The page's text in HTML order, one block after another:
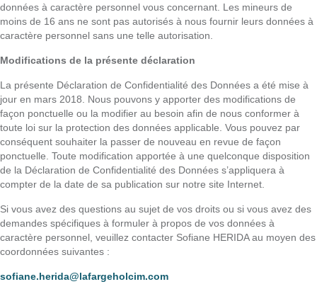
données à caractère personnel vous concernant. Les mineurs de
moins de 16 ans ne sont pas autorisés à nous fournir leurs données à
caractère personnel sans une telle autorisation.
Modifications de la présente déclaration
La présente Déclaration de Confidentialité des Données a été mise à
jour en mars 2018. Nous pouvons y apporter des modifications de
façon ponctuelle ou la modifier au besoin afin de nous conformer à
toute loi sur la protection des données applicable. Vous pouvez par
conséquent souhaiter la passer de nouveau en revue de façon
ponctuelle. Toute modification apportée à une quelconque disposition
de la Déclaration de Confidentialité des Données s’appliquera à
compter de la date de sa publication sur notre site Internet.
Si vous avez des questions au sujet de vos droits ou si vous avez des
demandes spécifiques à formuler à propos de vos données à
caractère personnel, veuillez contacter Sofiane HERIDA au moyen des
coordonnées suivantes :
sofiane.herida@lafargeholcim.com